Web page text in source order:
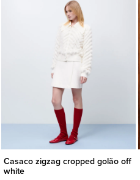
Casaco zigzag cropped golão off
white